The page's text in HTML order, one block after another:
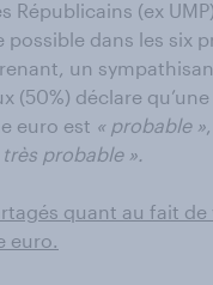
Républicains (ex
possible dans les six
un
(50%) déclare
euro est « probable »
très probable ».
quant au fait de
euro.